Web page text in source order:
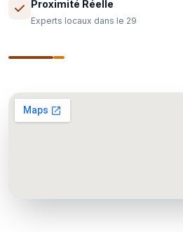
Proximité Réelle
Experts locaux dans le 29